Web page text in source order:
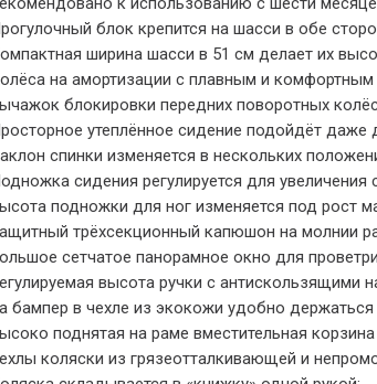
блок крепится на шасси в обе
ширина шасси в 51 см делает их
на амортизации с плавным и
блокировки передних поворотных
утеплённое сидение подойдёт
спинки изменяется в нескольких
сидения регулируется для увеличения
подножки для ног изменяется под рост
трёхсекционный капюшон на молнии
сетчатое панорамное окно для
высота ручки с антискользящими
бампер в чехле из экокожи удобно держаться
поднятая на раме вместительная
коляски из грязеотталкивающей и